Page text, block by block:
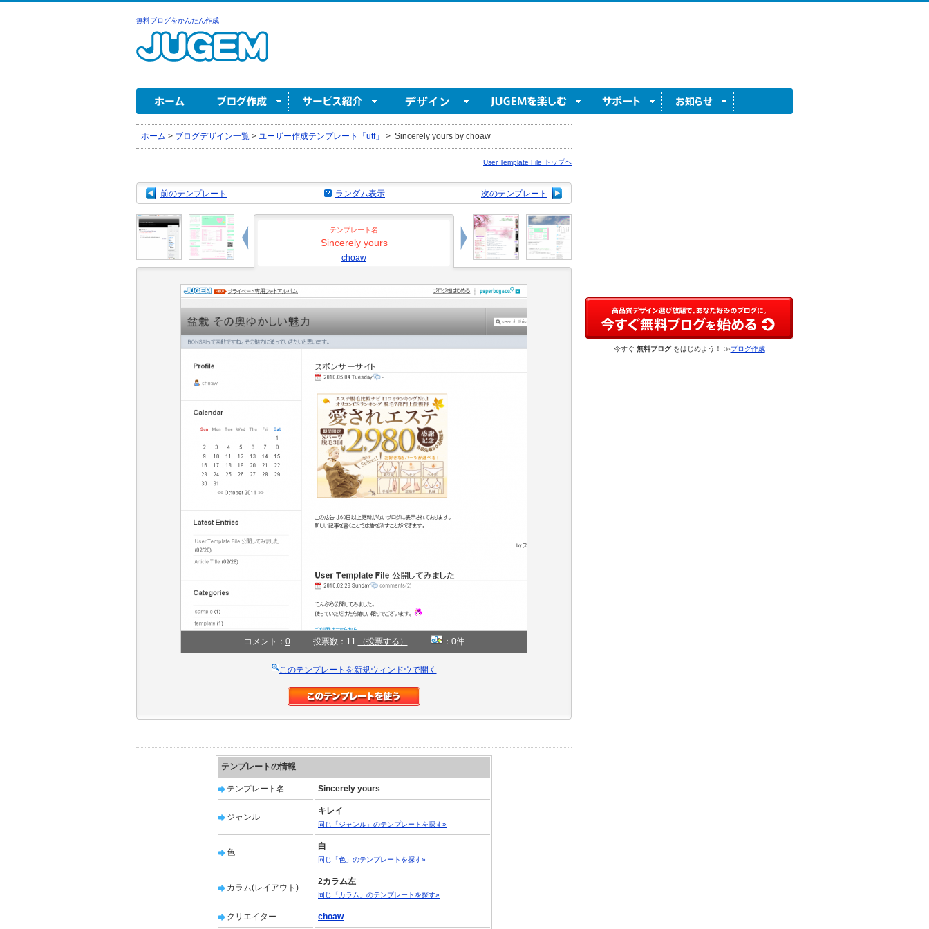
無料ブログをかんたん作成
ホーム > ブログデザイン一覧 > ユーザー作成テンプレート「utf」 > Sincerely yours by choaw
User Template File トップヘ
前のテンプレート 次のテンプレート
ランダム表示
テンプレート名
Sincerely yours
choaw
コメント： 0 投票数：11 （投票する） ：0件
このテンプレートを新規ウィンドウで開く
テンプレートの情報
テンプレート名 Sincerely yours
ジャンル
キレイ
同じ「ジャンル」のテンプレートを探す»
色
白
同じ「色」のテンプレートを探す»
カラム(レイアウト)
2カラム左
同じ「カラム」のテンプレートを探す»
クリエイター choaw
今すぐ 無料ブログをはじめよう！ ≫ブログ作成